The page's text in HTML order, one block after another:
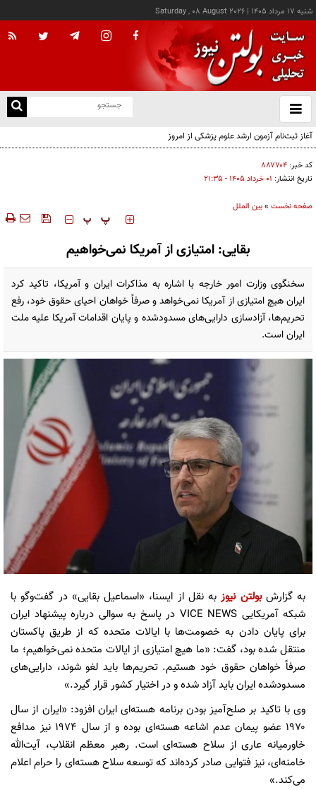
شنبه ۱۷ مرداد ۱۴۰۵ |
Saturday , 08 August 2026
باز
و
آغاز ثبت‌نام آزمون ارشد علوم پزشکی از امروز
کد خبر: ۸۸۷۷۰۴
تاریخ انتشار: ۰۱ خرداد ۱۴۰۵ - ۲۱:۳۵
صفحه نخست »بین الملل
‍‍‍ پ پ
بقایی: امتیازی از آمریکا نمی‌خواهیم
سخنگوی وزارت امور خارجه با اشاره به مذاکرات ایران و آمریکا، تاکید کرد
ایران هیچ امتیازی از آمریکا نمی‌خواهد و صرفاً خواهان احیای حقوق خود، رفع
تحریم‌ها، آزادسازی دارایی‌های مسدودشده و پایان اقدامات آمریکا علیه ملت
ایران است.
به گزارشبولتن نیوزبه نقل از ایسنا، «اسماعیل بقایی» در گفت‌وگو با
شبکه آمریکایی VICE NEWS در پاسخ به سوالی درباره پیشنهاد ایران
برای پایان دادن به خصومت‌ها با ایالات متحده که از طریق پاکستان
منتقل شده بود، گفت: «ما هیچ امتیازی از ایالات متحده نمی‌خواهیم؛ ما
صرفاً خواهان حقوق خود هستیم. تحریم‌ها باید لغو شوند، دارایی‌های
مسدودشده ایران باید آزاد شده و در اختیار کشور قرار گیرد.»
وی با تاکید بر صلح‌آمیز بودن برنامه هسته‌ای ایران افزود: «ایران از سال
۱۹۷۰ عضو پیمان عدم اشاعه هسته‌ای بوده و از سال ۱۹۷۴ نیز مدافع
خاورمیانه عاری از سلاح هسته‌ای است. رهبر معظم انقلاب، آیت‌الله
خامنه‌ای، نیز فتوایی صادر کرده‌اند که توسعه سلاح هسته‌ای را حرام اعلام
می‌کند.»